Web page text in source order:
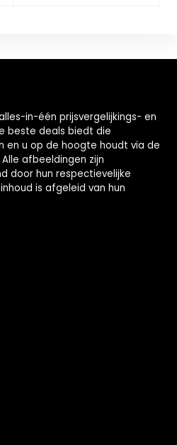
in-één prijsvergelijkings- en
beste deals biedt die
en u op de hoogte houdt via de
afbeeldingen zijn
door hun respectievelijke
is afgeleid van hun